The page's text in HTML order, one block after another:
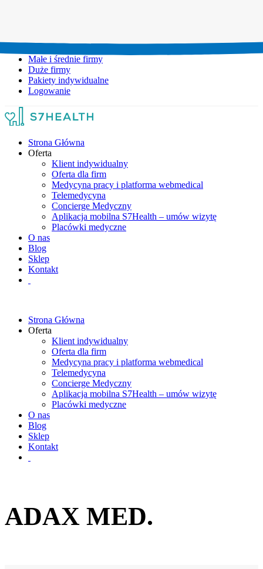
Małe i średnie firmy
Duże firmy
Pakiety indywidualne
Logowanie
Strona Główna
Oferta
Klient indywidualny
Oferta dla firm
Medycyna pracy i platforma webmedical
Telemedycyna
Concierge Medyczny
Aplikacja mobilna S7Health – umów wizytę
Placówki medyczne
O nas
Blog
Sklep
Kontakt
Strona Główna
Oferta
Klient indywidualny
Oferta dla firm
Medycyna pracy i platforma webmedical
Telemedycyna
Concierge Medyczny
Aplikacja mobilna S7Health – umów wizytę
Placówki medyczne
O nas
Blog
Sklep
Kontakt
ADAX MED.